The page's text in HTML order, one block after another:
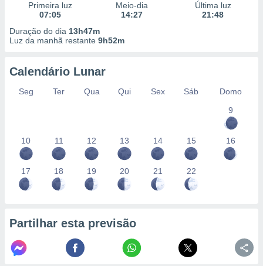
Primeira luz
07:05
Meio-dia
14:27
Última luz
21:48
Duração do dia 13h47m
Luz da manhã restante 9h52m
Calendário Lunar
Seg Ter Qua Qui Sex Sáb
Domo
9
10 11 12 13 14 15 16
17 18 19 20 21 22
Partilhar esta previsão